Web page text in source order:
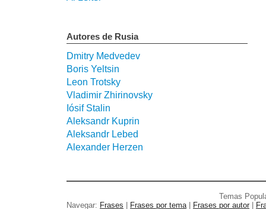
Autores de Rusia
Dmitry Medvedev
Boris Yeltsin
Leon Trotsky
Vladimir Zhirinovsky
Iósif Stalin
Aleksandr Kuprin
Aleksandr Lebed
Alexander Herzen
Temas
Navegar: Frases Frases por tema| Frases por autor